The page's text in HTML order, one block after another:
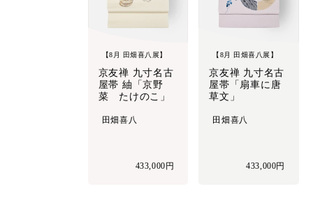
【8月 田畑喜八展】
京友禅 九寸名古
屋帯 紬「京野
菜 たけのこ」
田畑喜八
433,000円
【8月 田畑喜八展】
京友禅 九寸名古
屋帯「扇車に唐
草文」
田畑喜八
433,000円